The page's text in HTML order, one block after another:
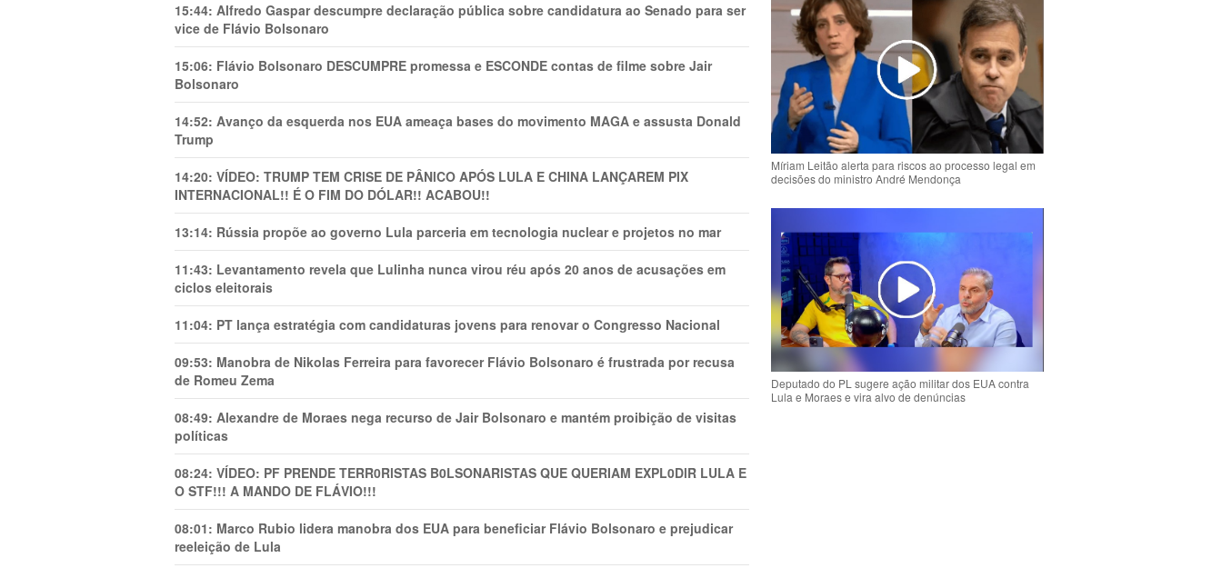
15:44: Alfredo Gaspar descumpre declaração pública sobre candidatura ao Senado para ser
vice de Flávio Bolsonaro
15:06: Flávio Bolsonaro DESCUMPRE promessa e ESCONDE contas de filme sobre Jair
Bolsonaro
14:52: Avanço da esquerda nos EUA ameaça bases do movimento MAGA e assusta Donald
Trump
14:20: VÍDEO: TRUMP TEM CRlSE DE PÂNlCO APÓS LULA E CHINA LANÇAREM PIX
INTERNACIONAL!! É O FIM DO DÓLAR!! ACABOU!!
13:14: Rússia propõe ao governo Lula parceria em tecnologia nuclear e projetos no mar
11:43: Levantamento revela que Lulinha nunca virou réu após 20 anos de acusações em
ciclos eleitorais
11:04: PT lança estratégia com candidaturas jovens para renovar o Congresso Nacional
09:53: Manobra de Nikolas Ferreira para favorecer Flávio Bolsonaro é frustrada por recusa
de Romeu Zema
08:49: Alexandre de Moraes nega recurso de Jair Bolsonaro e mantém proibição de visitas
políticas
08:24: VÍDEO: PF PRENDE TERR0RlSTAS B0LSONARlSTAS QUE QUERIAM EXPL0DlR LULA E
O STF!!! A MANDO DE FLÁVIO!!!
08:01: Marco Rubio lidera manobra dos EUA para beneficiar Flávio Bolsonaro e prejudicar
reeleição de Lula
Míriam Leitão alerta para riscos ao processo legal em
decisões do ministro André Mendonça
Deputado do PL sugere ação militar dos EUA contra
Lula e Moraes e vira alvo de denúncias